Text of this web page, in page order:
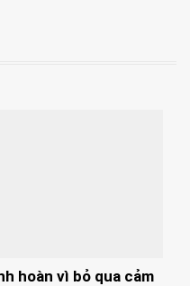
hoàn vì bỏ qua cảm